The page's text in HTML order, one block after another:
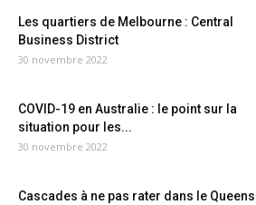
Les quartiers de Melbourne : Central
Business District
30 novembre 2022
COVID-19 en Australie : le point sur la
situation pour les...
30 novembre 2022
Cascades à ne pas rater dans le